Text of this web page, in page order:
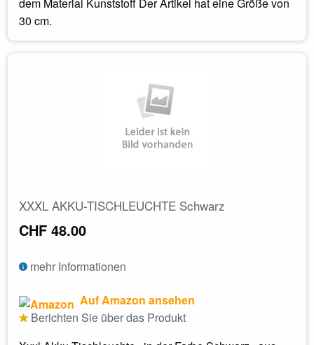
30 cm.
XXXL AKKU-TISCHLEUCHTE Schwarz
CHF 48.00
mehr Informationen
Auf Amazon ansehen
Berichten Sie über das Produkt